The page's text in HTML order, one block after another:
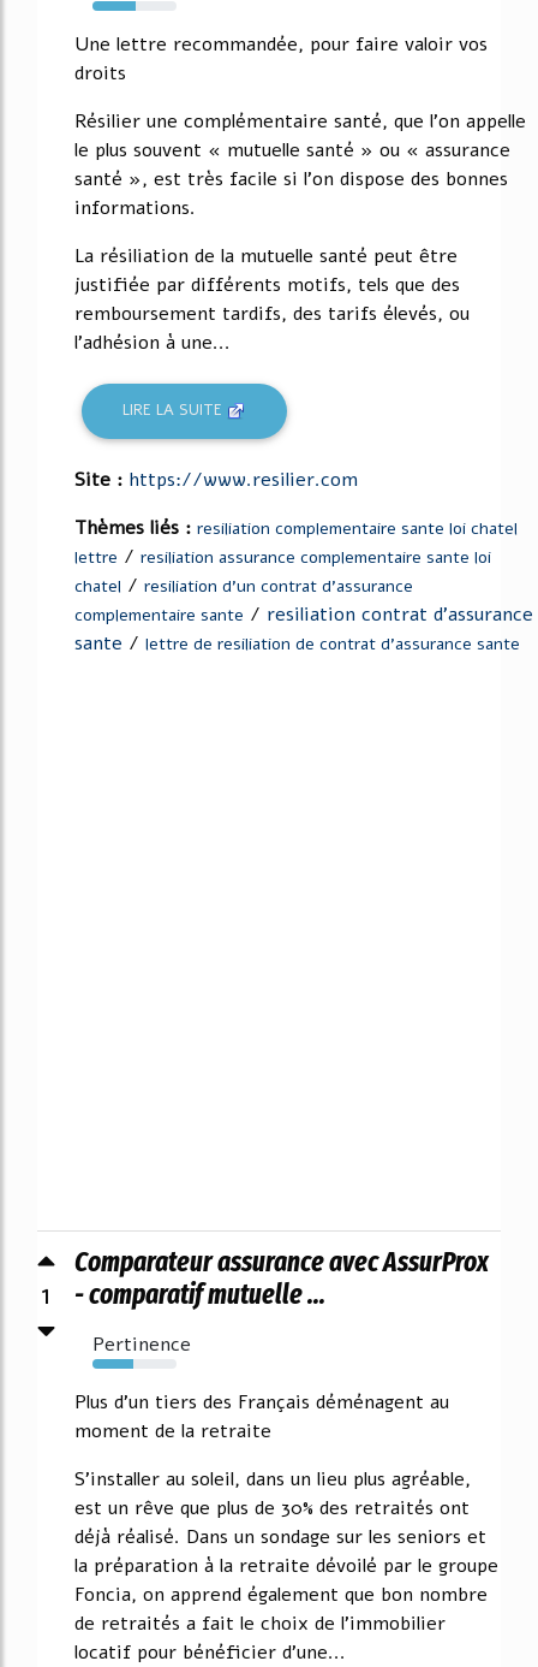
52%
Une lettre recommandée, pour faire valoir vos
droits
Résilier une complémentaire santé, que l'on appelle
le plus souvent « mutuelle santé » ou « assurance
santé », est très facile si l'on dispose des bonnes
informations.
La résiliation de la mutuelle santé peut être
justifiée par différents motifs, tels que des
remboursement tardifs, des tarifs élevés, ou
l'adhésion à une...
LIRE LA SUITE
Site : https://www.resilier.com
Thèmes liés : resiliation complementaire sante loi chatel
lettre / resiliation assurance complementaire sante loi
chatel / resiliation d'un contrat d'assurance
complementaire sante / resiliation contrat d'assurance
sante / lettre de resiliation de contrat d'assurance sante
1
Comparateur assurance avec AssurProx
- comparatif mutuelle ...
Pertinence
48%
Plus d'un tiers des Français déménagent au
moment de la retraite
S'installer au soleil, dans un lieu plus agréable,
est un rêve que plus de 30% des retraités ont
déjà réalisé. Dans un sondage sur les seniors et
la préparation à la retraite dévoilé par le groupe
Foncia, on apprend également que bon nombre
de retraités a fait le choix de l'immobilier
locatif pour bénéficier d'une...